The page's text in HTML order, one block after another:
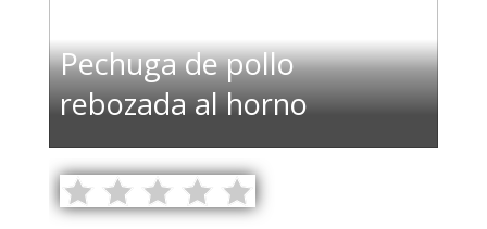
Pechuga de pollo
rebozada al horno